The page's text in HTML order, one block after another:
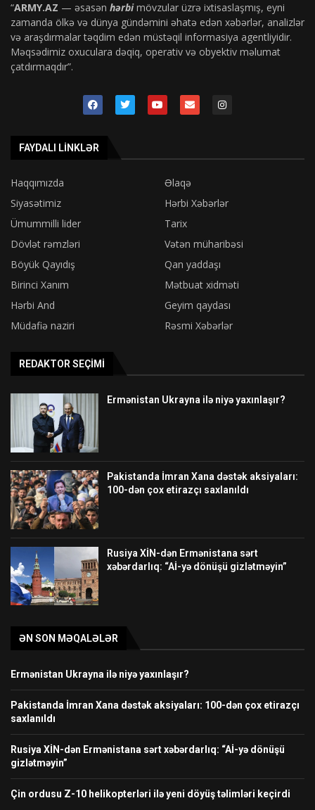
“ARMY.AZ — əsasən hərbimövzular üzrə ixtisaslaşmış, eyni
zamanda ölkə və dünya gündəmini əhatə edən xəbərlər, analizlər
və araşdırmalar təqdim edən müstəqil informasiya agentliyidir.
Məqsədimiz oxuculara dəqiq, operativ və obyektiv məlumat
çatdırmaqdır”.
FAYDALI LINKLƏR
Haqqımızda
Əlaqə
Siyasətimiz
Hərbi Xəbərlər
Ümummilli lider
Tarix
Dövlət rəmzləri
Vətən müharibəsi
Böyük Qayıdış
Qan yaddaşı
Birinci Xanım
Mətbuat xidməti
Hərbi And
Geyim qaydası
Müdafiə naziri
Rəsmi Xəbərlər
REDAKTOR SEÇIMI
Ermənistan Ukrayna ilə niyə yaxınlaşır?
Pakistanda İmran Xana dəstək aksiyaları:
100-dən çox etirazçı saxlanıldı
Rusiya XİN-dən Ermənistana sərt
xəbərdarlıq: “Aİ-yə dönüşü gizlətməyin”
ƏN SON MƏQALƏLƏR
Ermənistan Ukrayna ilə niyə yaxınlaşır?
Pakistanda İmran Xana dəstək aksiyaları: 100-dən çox etirazçı
saxlanıldı
Rusiya XİN-dən Ermənistana sərt xəbərdarlıq: “Aİ-yə dönüşü
gizlətməyin”
Çin ordusu Z-10 helikopterləri ilə yeni döyüş təlimləri keçirdi